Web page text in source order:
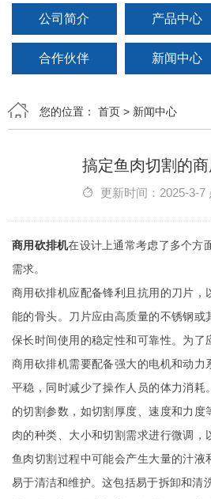
公司简介 产品中心
合作伙伴 新闻中心
您的位置： 首页 > 新闻中心
搞定鱼肉切割的
更新时间：2025-3-7
商用砍排机在设计上通常考虑了多个方
需求。
商用砍排机应配备锋利且抗用的刀片，
能的骨头。刀片应由高质量的不锈钢或
保长时间使用的稳定性和可靠性。为了
商用砍排机需要配备强大的电机和动力
平稳，同时减少了操作人员的体力消耗
的切割参数，如切割厚度、速度和力度
肉的种类、大小和切割需求进行微调，
鱼肉切割过程中可能会产生大量的汁液
易于清洁和维护。这包括易于拆卸和清